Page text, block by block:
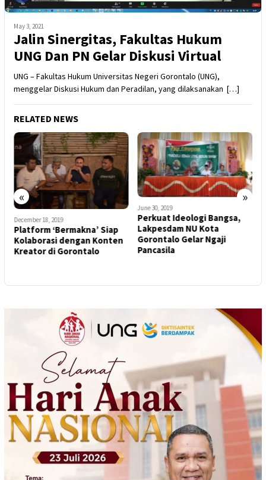
May 3, 2021
Jalin Sinergitas, Fakultas Hukum
UNG Dan PN Gelar Diskusi Virtual
UNG – Fakultas Hukum Universitas Negeri Gorontalo (UNG),
menggelar Diskusi Hukum dan Peradilan, yang dilaksanakan […]
RELATED NEWS
« »
December 18, 2019
Platform ‘Bermakna’ Siap
Kolaborasi dengan Konten
Kreator di Gorontalo
June 30, 2019
Perkuat Ideologi Bangsa,
Lakpesdam NU Kota
Gorontalo Gelar Ngaji
Pancasila